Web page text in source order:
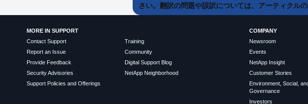
さい。翻訳の問題や誤訳については、アーティクル
MORE IN SUPPORT
Contact Support
Report an Issue
Provide Feedback
Security Advisories
Support Policies and Offerings
Training
Community
Digital Support Blog
NetApp Neighborhood
COMPANY
Newsroom
Events
NetApp Insight
Customer Stories
Environment, Social,
Governance
Investors